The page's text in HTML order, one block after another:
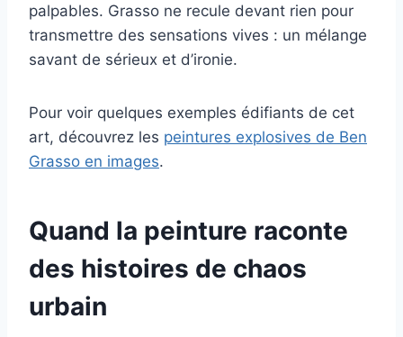
palpables. Grasso ne recule devant rien pour
transmettre des sensations vives : un mélange
savant de sérieux et d’ironie.
Pour voir quelques exemples édifiants de cet
art, découvrez les peintures explosives de Ben
Grasso en images.
Quand la peinture raconte
des histoires de chaos
urbain